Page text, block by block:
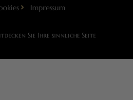
Impressum
Sie Ihre sinnliche Seite